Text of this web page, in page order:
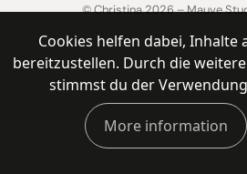
© Christina 2026 – Mauve
Cookies helfen dabei, Inhalte
bereitzustellen. Durch die
stimmst du der
More information